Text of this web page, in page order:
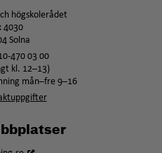
högskolerådet
4030
Solna
470 03 00
kl. 12–13)
mån–fre 9–16